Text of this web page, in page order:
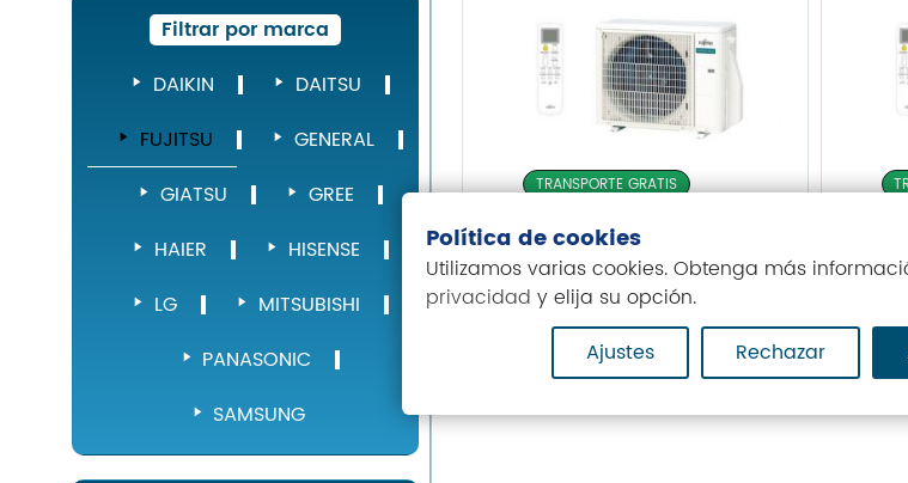
Filtrar por marca
DAIKIN
DAITSU
FUJITSU
GENERAL
GIATSU
GREE
HAIER
HISENSE
LG
MITSUBISHI
PANASONIC
SAMSUNG
¡OFERTA!
TRANSPORTE GRATIS
Aire Acondicionado
Fujitsu ASY25-KN con
wifi
€
Política de cookies
Utilizamos varias cookies. Obtenga más
privacidad y elija su opción.
Ajustes
Rechazar